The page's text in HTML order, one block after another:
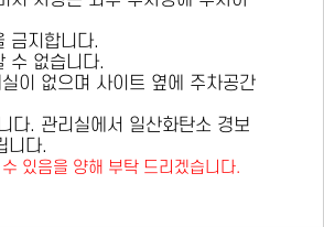
금지합니다.
수 없습니다.
이 없으며 사이트 옆에 주차공간
다. 관리실에서 일산화탄소 경보
니다.
있음을 양해 부탁 드리겠습니다.